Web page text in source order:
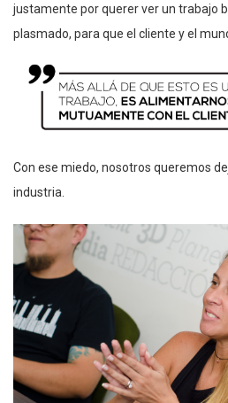
justamente por querer ver un trabajo
plasmado, para que el cliente y el
Con ese miedo, nosotros queremos
industria.